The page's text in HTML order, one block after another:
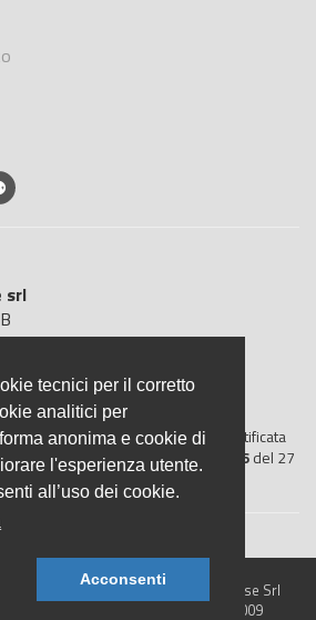
tecnici per il corretto
analitici per
anonima e cookie di
l'esperienza utente.
all’uso dei cookie.
Acconsenti
srl
piattaforma"GeSiFi ver 1.5"
certificata
con protocollo numero2021/103896 del 27
- È un prodotto R.S.H. Software House Srl
Elettronica - Partita IVA IT05209071009